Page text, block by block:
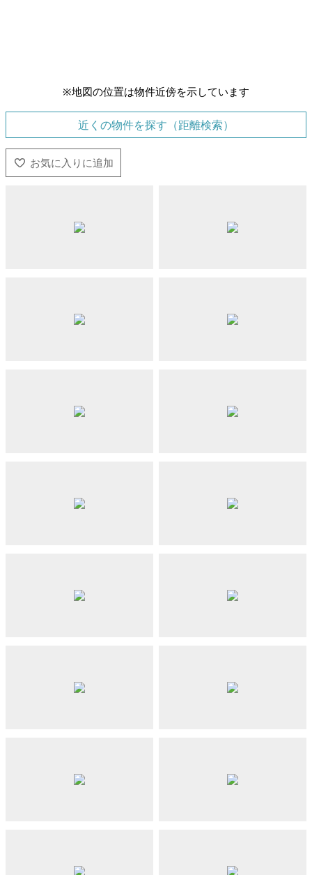
※地図の位置は物件近傍を示しています
近くの物件を探す（距離検索）